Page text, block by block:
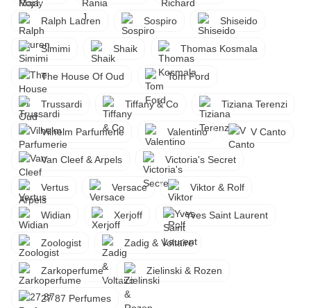
Ralph Lauren Sospiro Shiseido
Simimi Shaik Thomas Kosmala
The House Of Oud Tom Ford
Trussardi Tiffany & Co Tiziana Terenzi
Vilhelm Parfumerie Valentino V Canto
Van Cleef & Arpels Victoria's Secret
Vertus Versace Viktor & Rolf
Widian Xerjoff Yves Saint Laurent
Zoologist Zadig & Voltaire
Zarkoperfume Zielinski & Rozen
27 87 Perfumes